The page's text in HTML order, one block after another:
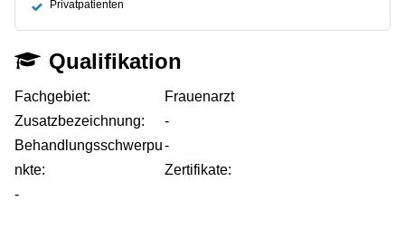
Privatpatienten
Qualifikation
Fachgebiet:
Frauenarzt
Zusatzbezeichnung:
-
Behandlungsschwerpu
nkte:
-
Zertifikate:
-